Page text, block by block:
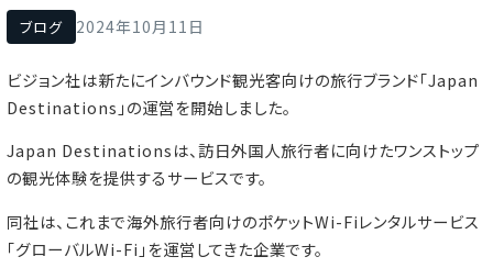
ブログ 2024年10月11日
ビジョン社は新たにインバウンド観光客向けの旅行ブランド「Japan
Destinations」の運営を開始しました。
Japan Destinationsは、訪日外国人旅行者に向けたワンストップ
の観光体験を提供するサービスです。
同社は、これまで海外旅行者向けのポケットWi-Fiレンタルサービス
「グローバルWi-Fi」を運営してきた企業です。